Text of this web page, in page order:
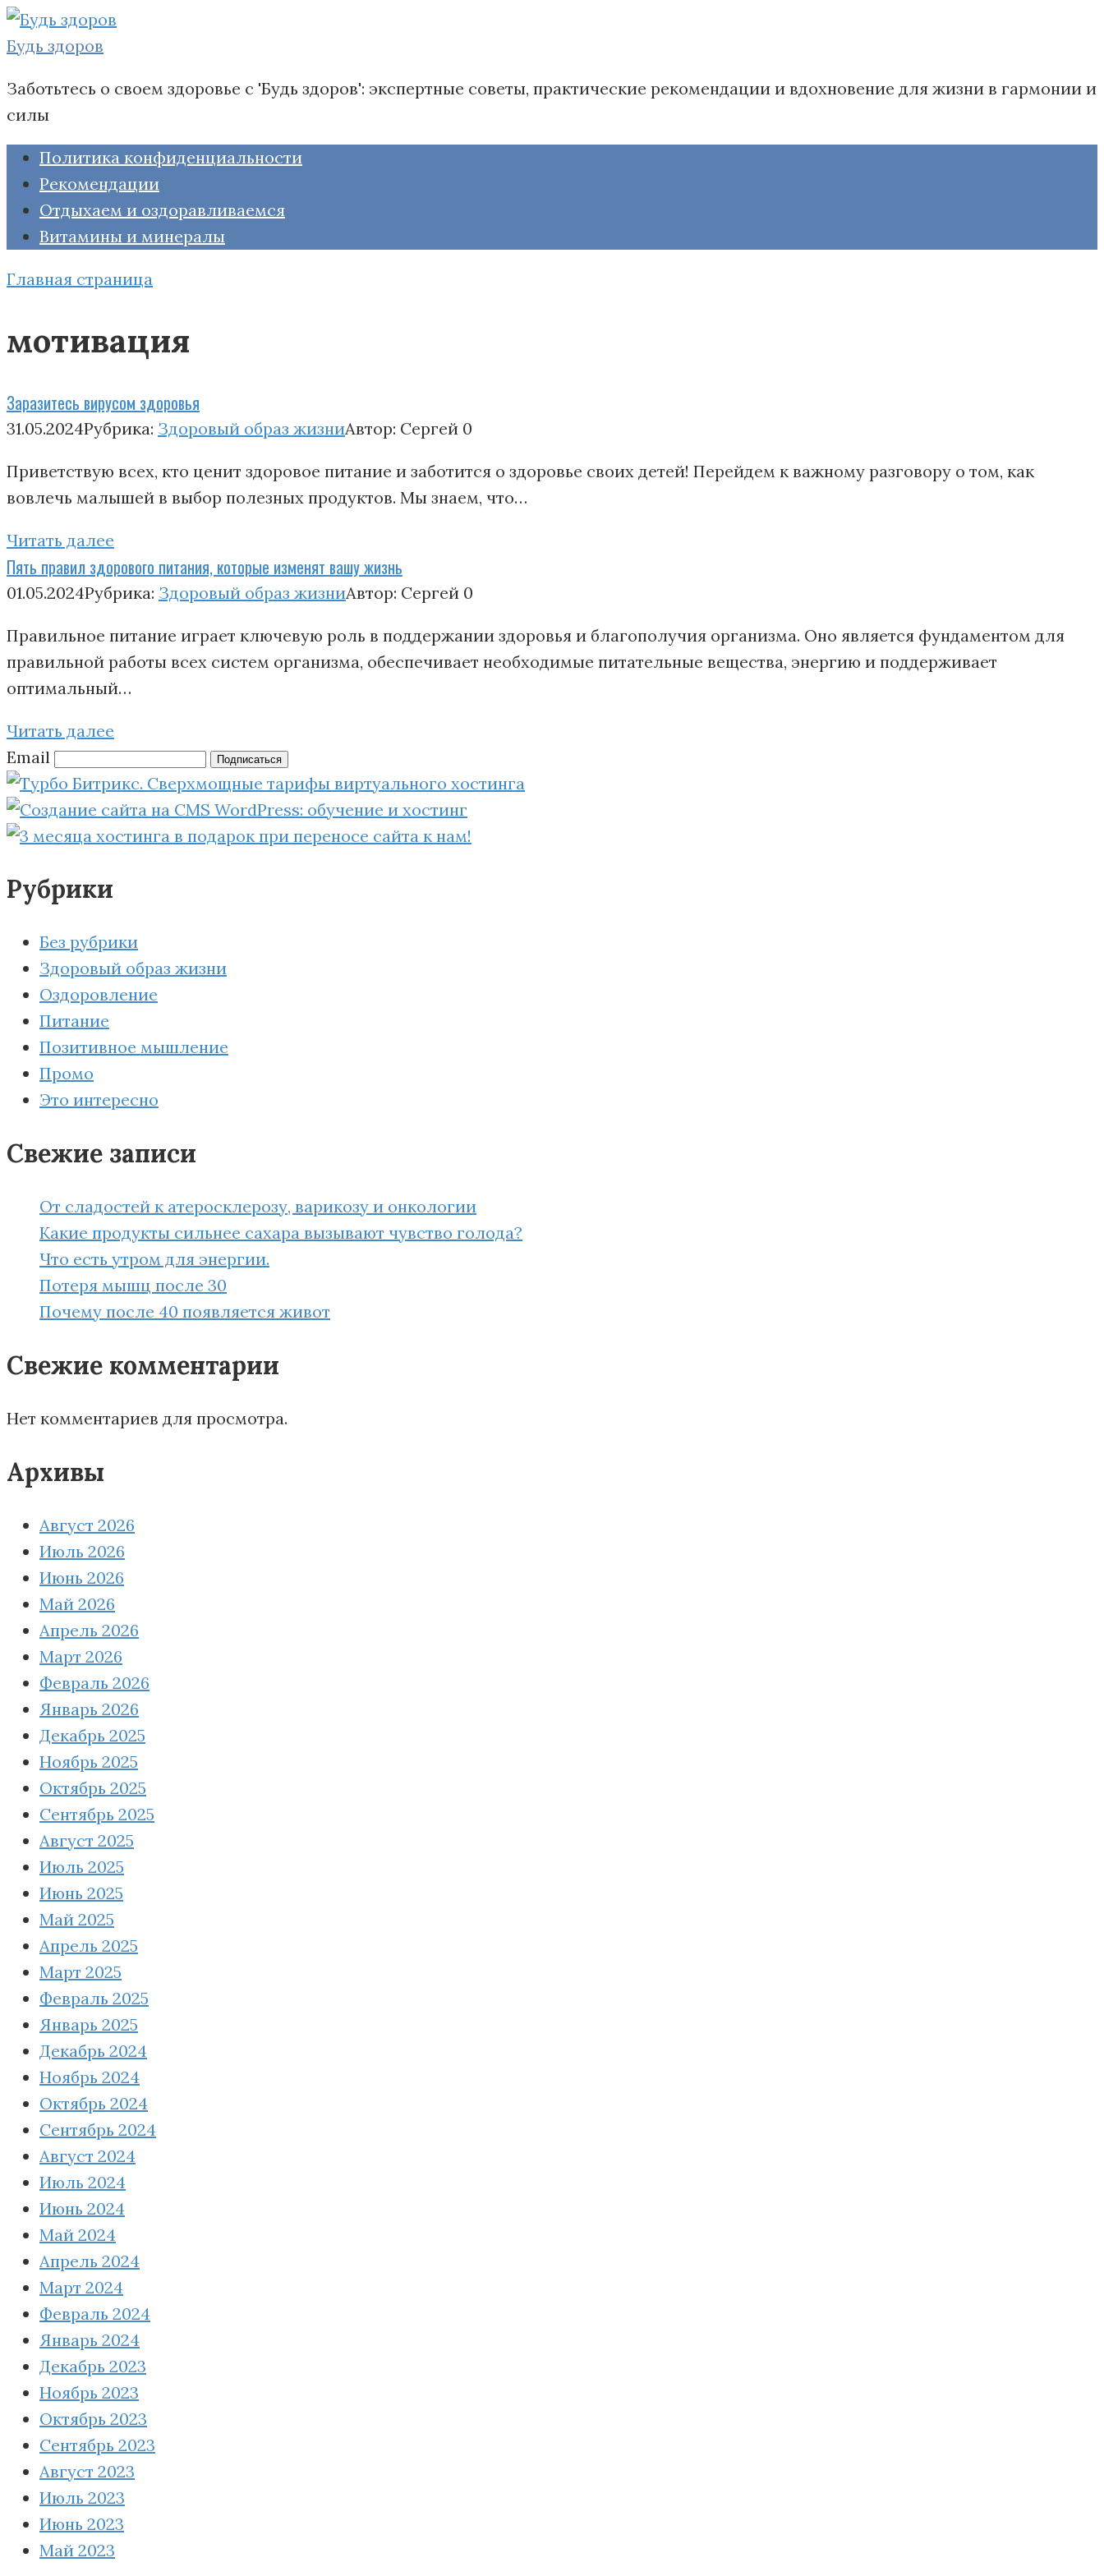
Перейти
к
Будь здоров
Заботьтесь о своем здоровье с 'Будь здоров': экспертные советы, практические рекомендации и вдохновение для жизни в гармонии и
силы
Политика конфиденциальности
Рекомендации
Отдыхаем и оздоравливаемся
Витамины и минералы
Главная страница
мотивация
Заразитесь вирусом здоровья
31.05.2024Рубрика: Здоровый образ жизниАвтор: Сергей 0
Приветствую всех, кто ценит здоровое питание и заботится о здоровье своих детей! Перейдем к важному разговору о том, как
вовлечь малышей в выбор полезных продуктов. Мы знаем, что…
Читать далее
Пять правил здорового питания, которые изменят вашу жизнь
01.05.2024Рубрика: Здоровый образ жизниАвтор: Сергей 0
Правильное питание играет ключевую роль в поддержании здоровья и благополучия организма. Оно является фундаментом для
правильной работы всех систем организма, обеспечивает необходимые питательные вещества, энергию и поддерживает
оптимальный…
Читать далее
Email
Подписаться
Рубрики
Без рубрики
Здоровый образ жизни
Оздоровление
Питание
Позитивное мышление
Промо
Это интересно
Свежие записи
От сладостей к атеросклерозу, варикозу и онкологии
Какие продукты сильнее сахара вызывают чувство голода?
Что есть утром для энергии.
Потеря мышц после 30
Почему после 40 появляется живот
Свежие комментарии
Нет комментариев для просмотра.
Архивы
Август 2026
Июль 2026
Июнь 2026
Май 2026
Апрель 2026
Март 2026
Февраль 2026
Январь 2026
Декабрь 2025
Ноябрь 2025
Октябрь 2025
Сентябрь 2025
Август 2025
Июль 2025
Июнь 2025
Май 2025
Апрель 2025
Март 2025
Февраль 2025
Январь 2025
Декабрь 2024
Ноябрь 2024
Октябрь 2024
Сентябрь 2024
Август 2024
Июль 2024
Июнь 2024
Май 2024
Апрель 2024
Март 2024
Февраль 2024
Январь 2024
Декабрь 2023
Ноябрь 2023
Октябрь 2023
Сентябрь 2023
Август 2023
Июль 2023
Июнь 2023
Май 2023